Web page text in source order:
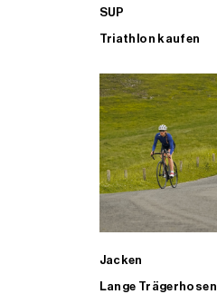
SUP
Triathlon kaufen
Jacken
Lange Trägerhosen